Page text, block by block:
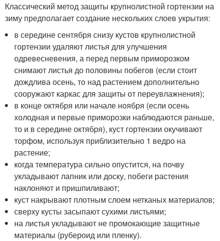
Классический метод защиты крупнолистной гортензии на
зиму предполагает создание нескольких слоев укрытия:
в середине сентября снизу кустов крупнолистной
гортензии удаляют листья для улучшения
одревесневения, а перед первым приморозком
снимают листья до половины побегов (если стоит
дождлива осень, то над растением дополнительно
сооружают каркас для защиты от переувлажнения);
в конце октября или начале ноября (если осень
холодная и первые приморозки наблюдаются раньше,
то и в середине октября), куст гортензии окучивают
торфом, используя приблизительно 1 ведро на
растение;
когда температура сильно опустится, на почву
укладывают лапник или доску, побеги растения
наклоняют и пришпиливают;
куст накрывают плотным слоем нетканых материалов;
сверху кусты засыпают сухими листьями;
на листья укладывают не промокающие защитные
материалы (рубероид или пленку).